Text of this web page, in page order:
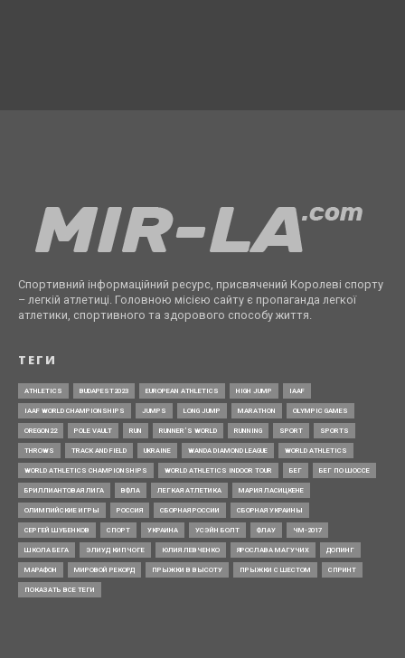
Спортивний інформаційний ресурс, присвячений Королеві спорту
– легкій атлетиці. Головною місією сайту є пропаганда легкої
атлетики, спортивного та здорового способу життя.
ТЕГИ
ATHLETICS BUDAPEST2023 EUROPEAN ATHLETICS HIGH JUMP IAAF
IAAF WORLD CHAMPIONSHIPS JUMPS LONG JUMP MARATHON OLYMPIC GAMES
OREGON22 POLE VAULT RUN RUNNER’S WORLD RUNNING SPORT SPORTS
THROWS TRACK AND FIELD UKRAINE WANDA DIAMOND LEAGUE WORLD ATHLETICS
WORLD ATHLETICS CHAMPIONSHIPS WORLD ATHLETICS INDOOR TOUR БЕГ БЕГ ПО ШОССЕ
БРИЛЛИАНТОВАЯ ЛИГА ВФЛА ЛЕГКАЯ АТЛЕТИКА МАРИЯ ЛАСИЦКЕНЕ
ОЛИМПИЙСКИЕ ИГРЫ РОССИЯ СБОРНАЯ РОССИИ СБОРНАЯ УКРАИНЫ
СЕРГЕЙ ШУБЕНКОВ СПОРТ УКРАИНА УСЭЙН БОЛТ ФЛАУ ЧМ-2017
ШКОЛА БЕГА ЭЛИУД КИПЧОГЕ ЮЛИЯ ЛЕВЧЕНКО ЯРОСЛАВА МАГУЧИХ ДОПИНГ
МАРАФОН МИРОВОЙ РЕКОРД ПРЫЖКИ В ВЫСОТУ ПРЫЖКИ С ШЕСТОМ СПРИНТ
ПОКАЗАТЬ ВСЕ ТЕГИ